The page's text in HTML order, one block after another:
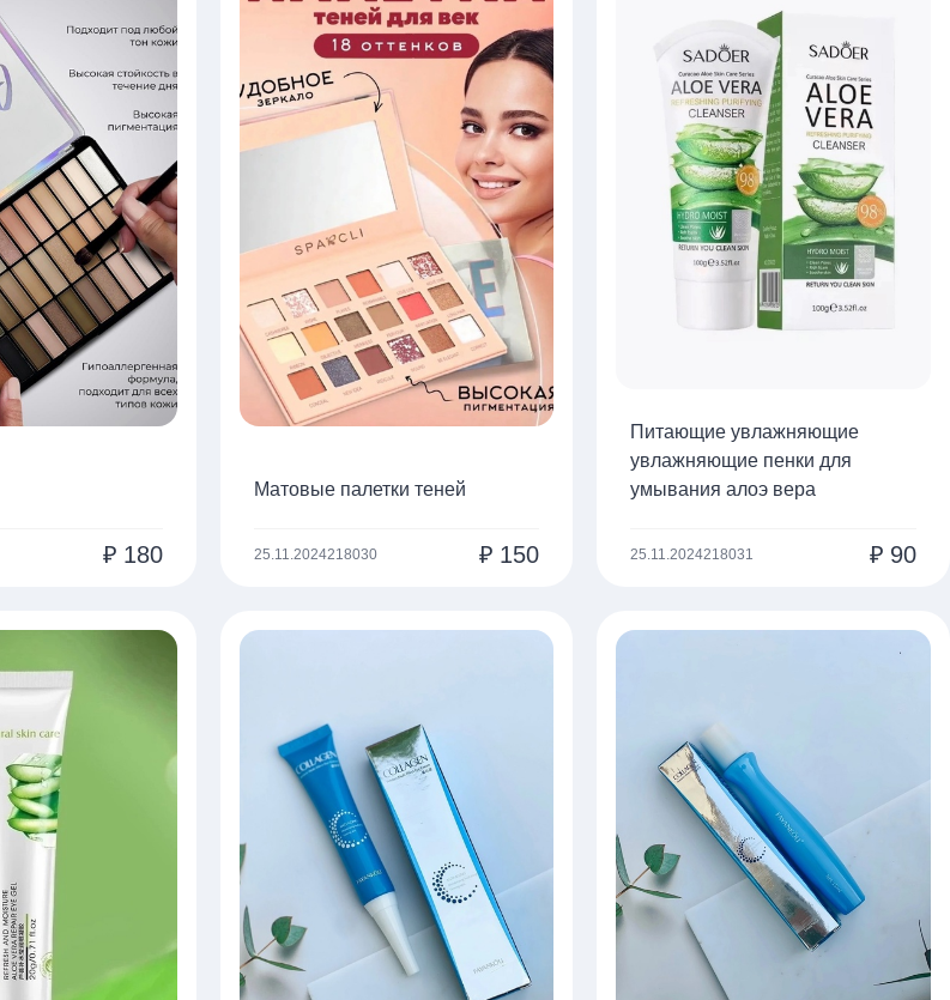
₽ 180
Матовые палетки теней
25.11.2024218030 ₽ 150
Питающие увлажняющие
увлажняющие пенки для
умывания алоэ вера
25.11.2024218031 ₽ 90